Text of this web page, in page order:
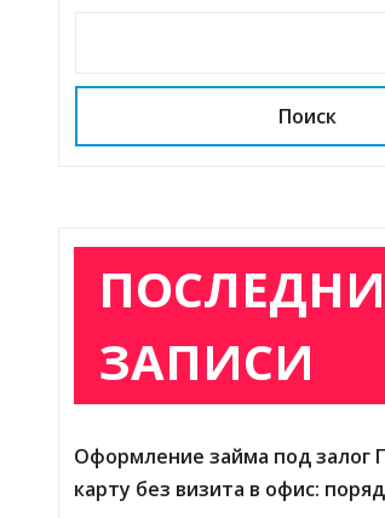
Поиск
ЗАПИСИ
Оформление займа под залог
карту без визита в офис: